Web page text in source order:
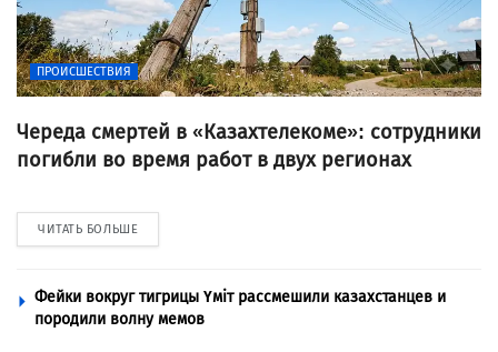
ПРОИСШЕСТВИЯ
Череда смертей в «Казахтелекоме»: сотрудники
погибли во время работ в двух регионах
ЧИТАТЬ БОЛЬШЕ
Фейки вокруг тигрицы Үміт рассмешили казахстанцев и
породили волну мемов